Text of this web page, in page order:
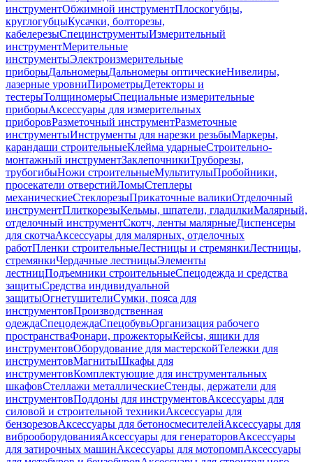
инструментОбжимной инструментПлоскогубцы,
круглогубцыКусачки, болторезы,
кабелерезыСпецинструментыИзмерительный
инструментМерительные
инструментыЭлектроизмерительные
приборыДальномерыДальномеры оптическиеНивелиры,
лазерные уровниПирометрыДетекторы и
тестерыТолщиномерыСпециальные измерительные
приборыАксессуары для измерительных
приборовРазметочный инструментРазметочные
инструментыИнструменты для нарезки резьбыМаркеры,
карандаши строительныеКлейма ударныеСтроительно-
монтажный инструментЗаклепочникиТруборезы,
трубогибыНожи строительныеМультитулыПробойники,
просекатели отверстийЛомыСтеплеры
механическиеСтеклорезыПрикаточные валикиОтделочный
инструментПлиткорезыКельмы, шпатели, гладилкиМалярный,
отделочный инструментСкотч, ленты малярныеДиспенсеры
для скотчаАксессуары для малярных, отделочных
работПленки строительныеЛестницы и стремянкиЛестницы,
стремянкиЧердачные лестницыЭлементы
лестницПодъемники строительныеСпецодежда и средства
защитыСредства индивидуальной
защитыОгнетушителиСумки, пояса для
инструментовПроизводственная
одеждаСпецодеждаСпецобувьОрганизация рабочего
пространстваФонари, прожекторыКейсы, ящики для
инструментовОборудование для мастерскойТележки для
инструментовМагнитыШкафы для
инструментовКомплектующие для инструментальных
шкафовСтеллажи металлическиеСтенды, держатели для
инструментовПоддоны для инструментовАксессуары для
силовой и строительной техникиАксессуары для
бензорезовАксессуары для бетоносмесителейАксессуары для
виброоборудованияАксессуары для генераторовАксессуары
для затирочных машинАксессуары для мотопомпАксессуары